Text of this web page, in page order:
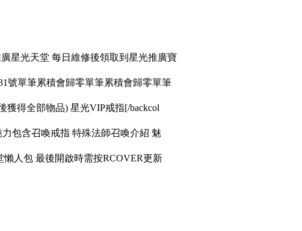
星光天堂 每日維修後領取到星光推廣寶
號單筆累積會歸零單筆累積會歸零單筆
獲得全部物品) 星光VIP戒指[/backcol
包含召喚戒指 特殊法師召喚介紹 魅
人包 最後開啟時需按RCOVER更新